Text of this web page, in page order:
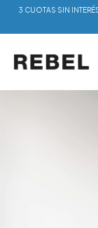
3 CUOTAS SIN